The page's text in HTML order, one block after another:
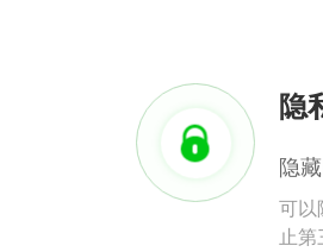
隐
隐
可以
止